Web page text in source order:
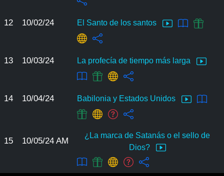
12 10/02/24 El Santo de los santos
13 10/03/24 La profecía de tiempo más larga
14 10/04/24 Babilonia y Estados Unidos
15 10/05/24 AM
¿La marca de Satanás o el sello de
Dios?